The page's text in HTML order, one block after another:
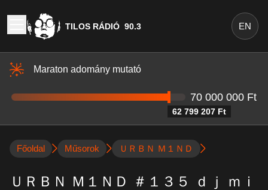
TILOS RÁDIÓ 90.3 EN
Maraton adomány mutató
62 799 207 Ft
70 000 000 Ft
Főoldal Műsorok ＵＲＢＮ Ｍ１ＮＤ
ＵＲＢＮ Ｍ１ＮＤ ＃１３５ ｄｊ ｍｉ